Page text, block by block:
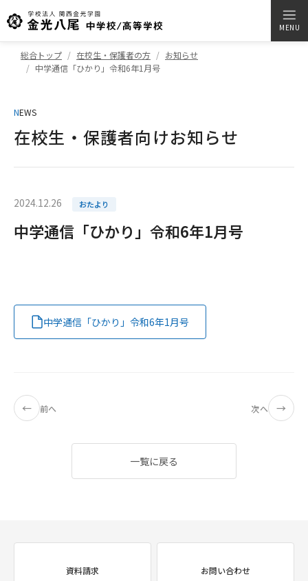
MENU
総合トップ 在校生・保護者の方
お知らせ
中学通信「ひかり」令和6年1月号
NEWS
在校生・保護者向けお知らせ
2024.12.26 おたより
中学通信「ひかり」令和6年1月号
中学通信「ひかり」令和6年1月号
← 前へ 次へ →
一覧に戻る
資料請求 お問い合わせ